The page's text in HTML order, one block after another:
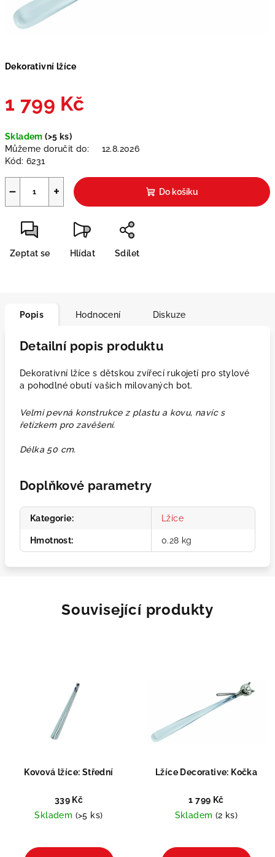
Dekorativní lžíce
1 799 Kč
cena:
Skladem(>5 ks)
Můžeme doručit do:
12.8.2026
Kód: 6231
+
− Do košíku
Zeptat se Hlídat Sdílet
Popis Hodnocení Diskuze
Detailní popis produktu
Dekorativní lžíce s dětskou zvířecí rukojetí pro stylové
a pohodlné obutí vašich milovaných bot.
Velmi pevná konstrukce z plastu a kovu, navíc s
řetízkem pro zavěšení.
Délka 50 cm.
Doplňkové parametry
Kategorie: Lžíce
Hmotnost: 0.28 kg
Související produkty
Kovová lžíce: Střední
339 Kč
Skladem (>5 ks)
Lžíce Decorative: Kočka
1 799 Kč
Skladem (2 ks)